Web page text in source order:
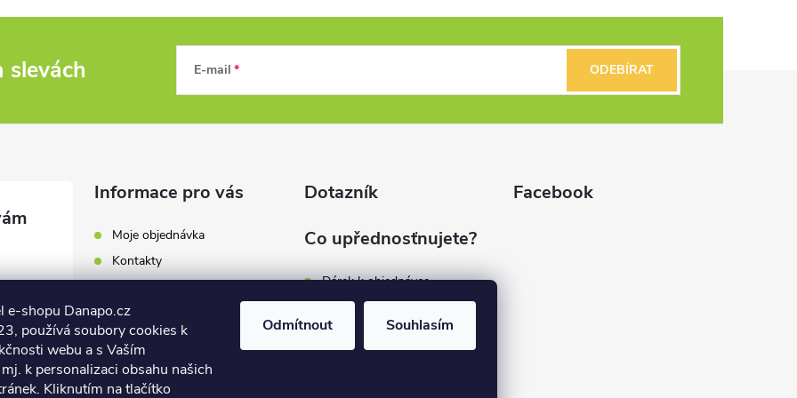
e-shopu Danapo.cz
používá soubory cookies k
webu a s Vaším
k personalizaci obsahu našich
Kliknutím na tlačítko
Odmítnout Souhlasím
slevách E-mail ODEBÍRAT
446
Informace pro vás
Moje objednávka
Kontakty
Hodnocení obchodu
Obchodní podmínky
Reklamace a výměna zboží
Podmínky ochrany osobních
Dotazník
Co upřednosťnujete?
Dárek k objednávce
Zákaznický servis
Dopravu zdarma
Facebook